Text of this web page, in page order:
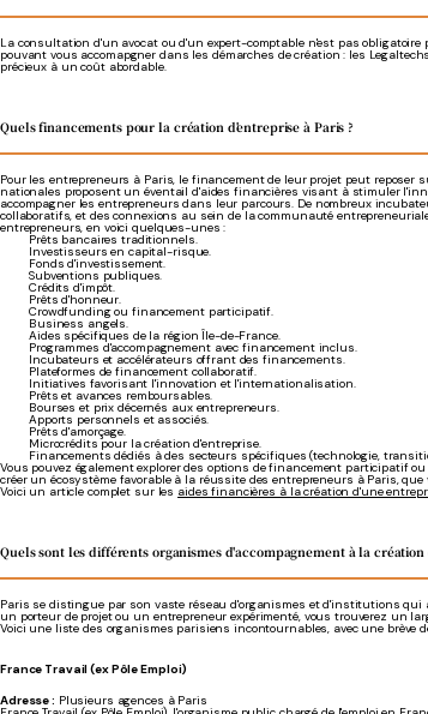
La consultation d'un avocat ou d'un expert-comptable n'est pas
pouvant vous accomapgner dans les démarches de création : les
précieux à un coût abordable.
Quels financements pour la création d'entreprise à Paris ?
Pour les entrepreneurs à Paris, le financement de leur projet peut
nationales proposent un éventail d'aides financières visant à stimuler
accompagner les entrepreneurs dans leur parcours. De nombreux
collaboratifs, et des connexions au sein de la communauté
entrepreneurs, en voici quelques-unes :
Prêts bancaires traditionnels.
Investisseurs en capital-risque.
Fonds d'investissement.
Subventions publiques.
Crédits d'impôt.
Prêts d'honneur.
Crowdfunding ou financement participatif.
Business angels.
Aides spécifiques de la région Île-de-France.
Programmes d'accompagnement avec financement inclus.
Incubateurs et accélérateurs offrant des financements.
Plateformes de financement collaboratif.
Initiatives favorisant l'innovation et l'internationalisation.
Prêts et avances remboursables.
Bourses et prix décernés aux entrepreneurs.
Apports personnels et associés.
Prêts d'amorçage.
Microcrédits pour la création d'entreprise.
Financements dédiés à des secteurs spécifiques (technologie,
Vous pouvez également explorer des options de financement participatif
créer un écosystème favorable à la réussite des entrepreneurs à Paris,
Voici un article complet sur les aides financières à la création d'une
Quels sont les différents organismes d'accompagnement à la création
Paris se distingue par son vaste réseau d'organismes et d'institutions
un porteur de projet ou un entrepreneur expérimenté, vous trouverez un
Voici une liste des organismes parisiens incontournables, avec une brève
France Travail (ex Pôle Emploi)
Adresse : Plusieurs agences à Paris